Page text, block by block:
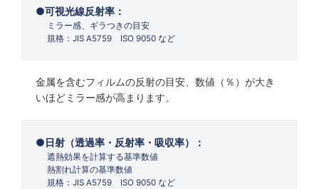
可視光線反射率：
ミラー感、ギラつきの目安
規格：JIS A5759 ISO 9050 など
金属を含むフィルムの反射の目安、数値（％）が大き
いほどミラー感が高まります。
日射（透過率・反射率・吸収率）：
遮熱効果を計算する基準数値
熱割れ計算の基準数値
規格：JIS A5759 ISO 9050 など